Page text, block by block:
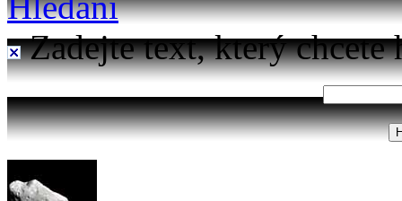
Zadejte text, který chcete